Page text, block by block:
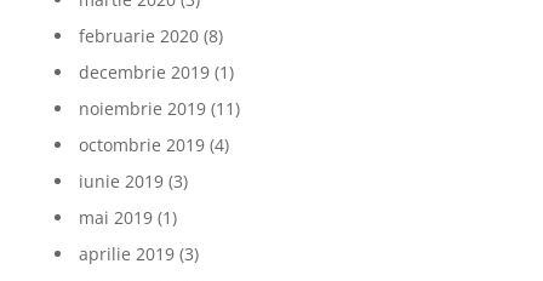
februarie 2020(8)
decembrie 2019(1)
noiembrie 2019(11)
octombrie 2019(4)
iunie 2019(3)
mai 2019(1)
aprilie 2019(3)